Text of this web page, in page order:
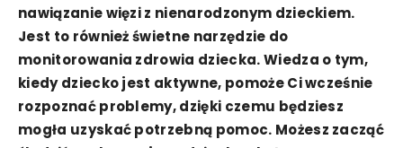
nawiązanie więzi z nienarodzonym dzieckiem.
Jest to również świetne narzędzie do
monitorowania zdrowia dziecka. Wiedza o tym,
kiedy dziecko jest aktywne, pomoże Ci wcześnie
rozpoznać problemy, dzięki czemu będziesz
mogła uzyskać potrzebną pomoc. Możesz zacząć